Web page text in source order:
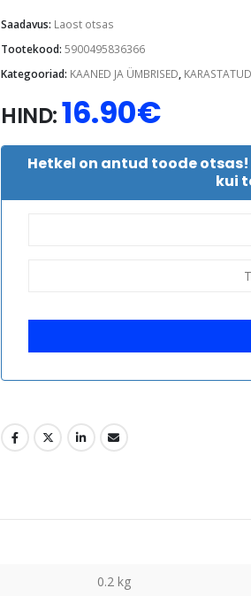
Saadavus: Laost otsas
Tootekood: 5900495836366
Kategooriad: KAANED JA ÜMBRISED,
HIND:16.90€
Hetkel on antud toode
kui
0.2 kg